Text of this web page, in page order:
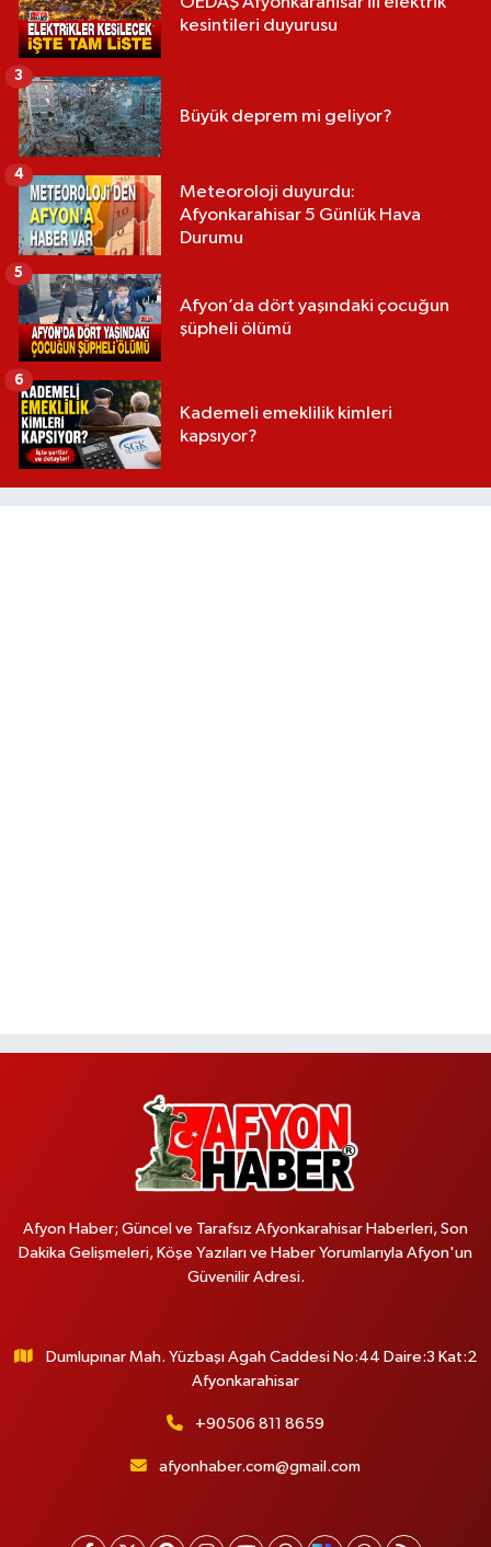
kesintileri duyurusu
Büyük deprem mi geliyor?
3
Meteoroloji duyurdu:
Afyonkarahisar 5 Günlük Hava
Durumu
4
Afyon’da dört yaşındaki çocuğun
şüpheli ölümü
5
Kademeli emeklilik kimleri
kapsıyor?
6
Afyon Haber; Güncel ve Tarafsız Afyonkarahisar Haberleri, Son
Dakika Gelişmeleri, Köşe Yazıları ve Haber Yorumlarıyla Afyon'un
Güvenilir Adresi.
Dumlupınar Mah. Yüzbaşı Agah Caddesi No:44 Daire:3 Kat:2
Afyonkarahisar
+90506 811 8659
afyonhaber.com@gmail.com